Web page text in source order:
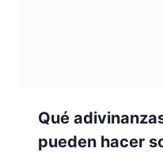
Qué
pueden hacer